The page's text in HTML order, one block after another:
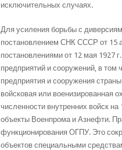
исключительных случаях.
Для усиления борьбы с
постановлением СНК СССР от 15
постановлениями от 12 мая 1927
предприятий и сооружений, в
предприятия и сооружения
войсковая или военизированная
численности внутренних войск
объекты Военпрома и Азнефти.
функционирования ОГПУ. Это
объектов специальными